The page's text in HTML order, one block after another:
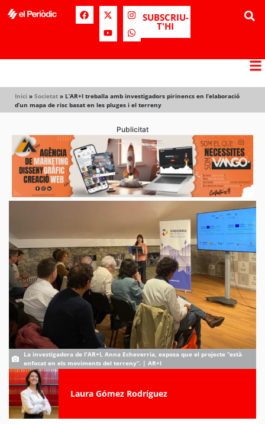
SUBSCRIU-
T'HI
Inici » Societat » L’AR+I treballa amb investigadors pirinencs en l’elaboració
d’un mapa de risc basat en les pluges i el terreny
Publicitat
La investigadora de l'AR+I, Anna Echeverria, exposa que el projecte “està
enfocat en els moviments del terreny”. | AR+I
Laura Gómez Rodríguez